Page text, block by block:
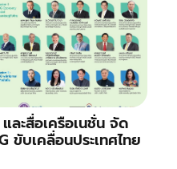
ละสื่อเครือเนชั่น จัด
ขับเคลื่อนประเทศไทย